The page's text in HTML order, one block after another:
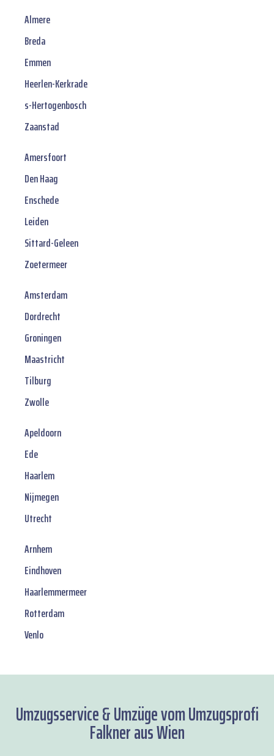
Almere
Breda
Emmen
Heerlen-Kerkrade
s-Hertogenbosch
Zaanstad
Amersfoort
Den Haag
Enschede
Leiden
Sittard-Geleen
Zoetermeer
Amsterdam
Dordrecht
Groningen
Maastricht
Tilburg
Zwolle
Apeldoorn
Ede
Haarlem
Nijmegen
Utrecht
Arnhem
Eindhoven
Haarlemmermeer
Rotterdam
Venlo
Umzugsservice & Umzüge vom Umzugsprofi
Falkner aus Wien